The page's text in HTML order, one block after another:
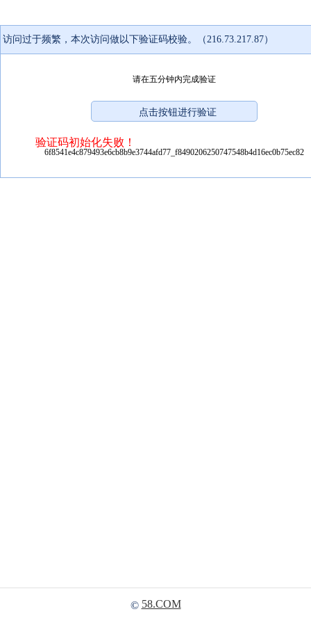
访问过于频繁，本次访问做以下验证码校验。（216.73.217.87）
请在五分钟内完成验证
验证码初始化失败！
6f8541e4c879493e6cb8b9e3744afd77_f8490206250747548b4d16ec0b75ec82
© 58.COM